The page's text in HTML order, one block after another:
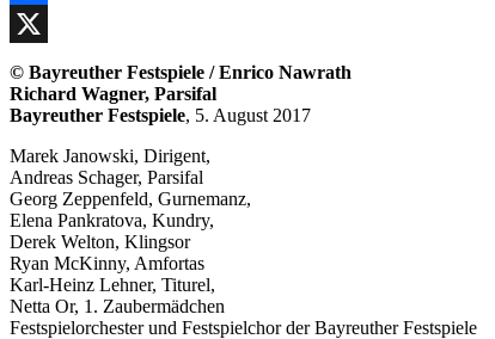
Facebook
X
© Bayreuther Festspiele / Enrico Nawrath
Richard Wagner, Parsifal
Bayreuther Festspiele, 5. August 2017
Marek Janowski, Dirigent,
Andreas Schager, Parsifal
Georg Zeppenfeld, Gurnemanz,
Elena Pankratova, Kundry,
Derek Welton, Klingsor
Ryan McKinny, Amfortas
Karl-Heinz Lehner, Titurel,
Netta Or, 1. Zaubermädchen
Festspielorchester und Festspielchor der Bayreuther Festspiele